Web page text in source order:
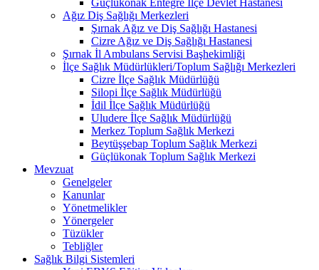
Ağız Diş Sağlığı Merkezleri
Şırnak Ağız ve Diş Sağlığı Hastanesi
Cizre Ağız ve Diş Sağlığı Hastanesi
Şırnak İl Ambulans Servisi Başhekimliği
İlçe Sağlık Müdürlükleri/Toplum Sağlığı Merkezleri
Cizre İlçe Sağlık Müdürlüğü
Silopi İlçe Sağlık Müdürlüğü
İdil İlçe Sağlık Müdürlüğü
Uludere İlçe Sağlık Müdürlüğü
Merkez Toplum Sağlık Merkezi
Beytüşşebap Toplum Sağlık Merkezi
Güçlükonak Toplum Sağlık Merkezi
Mevzuat
Genelgeler
Kanunlar
Yönetmelikler
Yönergeler
Tüzükler
Tebliğler
Sağlık Bilgi Sistemleri